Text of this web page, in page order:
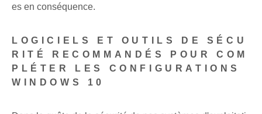
es en conséquence.
LOGICIELS ET OUTILS DE SÉCU
RITÉ RECOMMANDÉS POUR COM
PLÉTER LES CONFIGURATIONS
WINDOWS 10